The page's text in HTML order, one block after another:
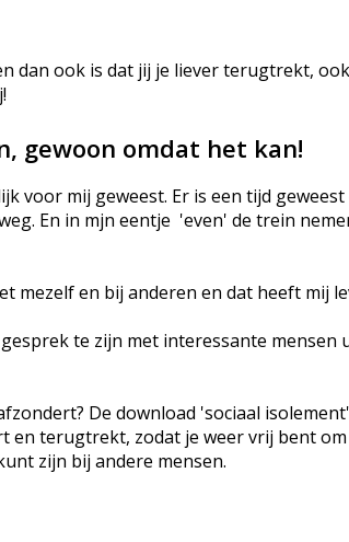
dan ook is dat jij je liever terugtrekt,
gewoon omdat het kan!
voor mij geweest. Er is een tijd
En in mjn eentje 'even' de trein
mezelf en bij anderen en dat heeft mij
te zijn met interessante mensen
De download 'sociaal
en terugtrekt, zodat je weer vrij bent om
zijn bij andere mensen.